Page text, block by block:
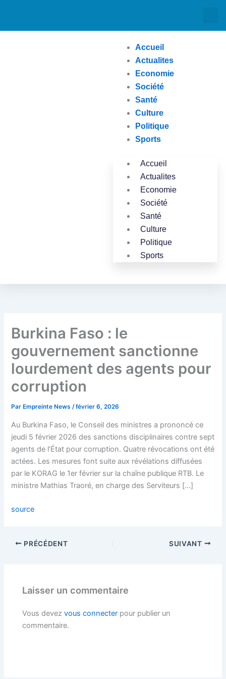
contenu
Accueil
Actualites
Economie
Société
Santé
Culture
Politique
Sports
Accueil
Actualites
Economie
Société
Santé
Culture
Politique
Sports
Burkina Faso : le
gouvernement sanctionne
lourdement des agents pour
corruption
Par Empreinte News/février 6, 2026
Au Burkina Faso, le Conseil des ministres a prononcé ce
jeudi 5 février 2026 des sanctions disciplinaires contre sept
agents de l’État pour corruption. Quatre révocations ont été
actées. Les mesures font suite aux révélations diffusées
par le KORAG le 1er février sur la chaîne publique RTB. Le
ministre Mathias Traoré, en charge des Serviteurs […]
source
PRÉCÉDENT SUIVANT
Laisser un commentaire
Vous devezvous connecter pour publier un
commentaire.